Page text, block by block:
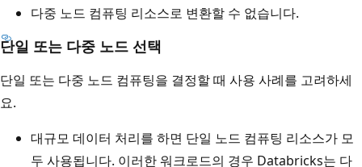
다중 노드 컴퓨팅 리소스로 변환할 수 없습니다.
단일 또는 다중 노드 선택
단일 또는 다중 노드 컴퓨팅을 결정할 때 사용 사례를 고려하세
요.
대규모 데이터 처리를 하면 단일 노드 컴퓨팅 리소스가 모
두 사용됩니다. 이러한 워크로드의 경우 Databricks는 다